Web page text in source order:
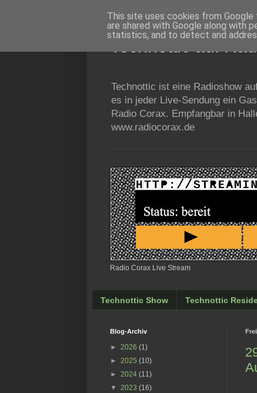
Technottic auf
Technottic ist eine Radioshow
es in jeder Live-Sendung ein
Radio Corax. Empfangbar in
www.radiocorax.de
Radio Corax Live Stream
Technottic Show Technottic
Blog-Archiv
► 2026 (1)
► 2025 (10)
► 2024 (11)
▼ 2023 (16)
This site uses cookies from
are shared with Google along with
statistics, and to detect and